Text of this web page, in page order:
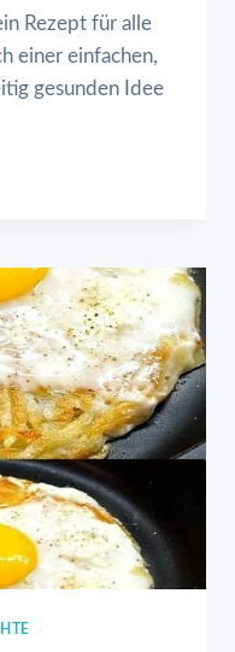
Rezept für alle
einer einfachen,
gesunden Idee